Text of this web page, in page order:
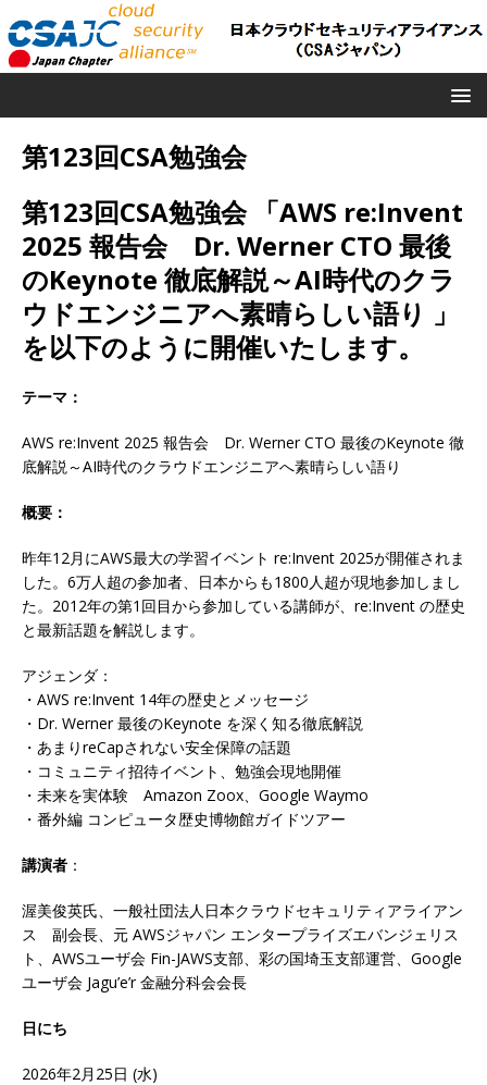
第123回CSA勉強会
第123回CSA勉強会 「AWS re:Invent
2025 報告会 Dr. Werner CTO 最後
のKeynote 徹底解説～AI時代のクラ
ウドエンジニアへ素晴らしい語り 」
を以下のように開催いたします。
テーマ：
AWS re:Invent 2025 報告会 Dr. Werner CTO 最後のKeynote 徹
底解説～AI時代のクラウドエンジニアへ素晴らしい語り
概要：
昨年12月にAWS最大の学習イベント re:Invent 2025が開催されま
した。6万人超の参加者、日本からも1800人超が現地参加しまし
た。2012年の第1回目から参加している講師が、re:Invent の歴史
と最新話題を解説します。
アジェンダ：
・AWS re:Invent 14年の歴史とメッセージ
・Dr. Werner 最後のKeynote を深く知る徹底解説
・あまりreCapされない安全保障の話題
・コミュニティ招待イベント、勉強会現地開催
・未来を実体験 Amazon Zoox、Google Waymo
・番外編 コンピュータ歴史博物館ガイドツアー
講演者 ：
渥美俊英氏、一般社団法人日本クラウドセキュリティアライアン
ス 副会長、元 AWSジャパン エンタープライズエバンジェリス
ト、AWSユーザ会 Fin-JAWS支部、彩の国埼玉支部運営、Google
ユーザ会 Jagu’e’r 金融分科会会長
日にち
2026年2月25日 (水)